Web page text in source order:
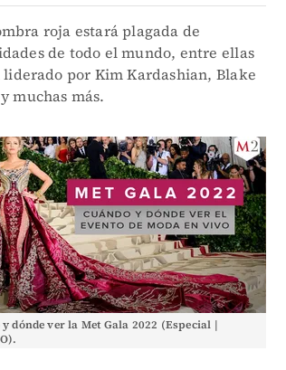
roja estará plagada de
de todo el mundo, entre ellas
liderado por Kim Kardashian, Blake
muchas más.
y dónde ver la Met Gala 2022 (Especial |